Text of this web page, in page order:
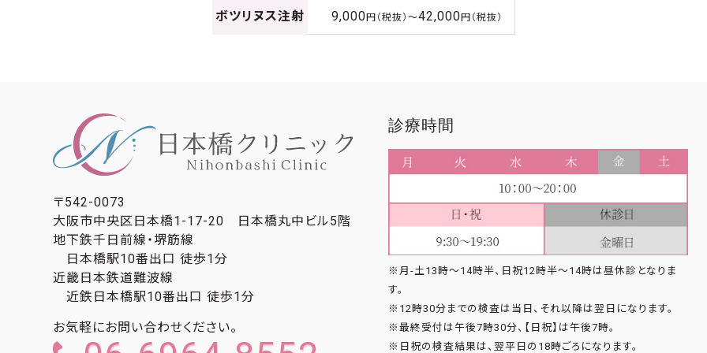
ボツリヌス注射 9,000円（税抜）〜42,000円（税抜）
〒542-0073
大阪市中央区日本橋1-17-20 日本橋丸中ビル5階
地下鉄千日前線・堺筋線
日本橋駅10番出口 徒歩1分
近畿日本鉄道難波線
近鉄日本橋駅10番出口 徒歩1分
お気軽にお問い合わせください。
診療時間
※月-土13時〜14時半、日祝12時半〜14時は昼休診となりま
す。
※12時30分までの検査は当日、それ以降は翌日になります。
※最終受付は午後7時30分、【日祝】は午後7時。
※日祝の検査結果は、翌平日の18時ごろになります。